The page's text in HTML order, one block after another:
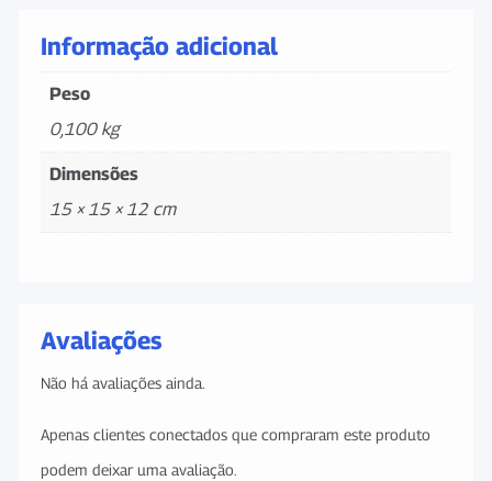
Informação adicional
Peso
0,100 kg
Dimensões
15 × 15 × 12 cm
Avaliações
Não há avaliações ainda.
Apenas clientes conectados que compraram este produto
podem deixar uma avaliação.